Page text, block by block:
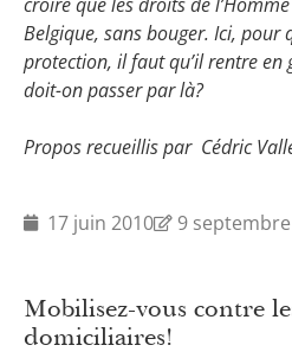
Belgique, sans bouger. Ici, pour
protection, il faut qu’il rentre
doit-on passer par là?
Propos recueillis par Cédric
17 juin 2010 9 septembre
Mobilisez-vous contre
domiciliaires!